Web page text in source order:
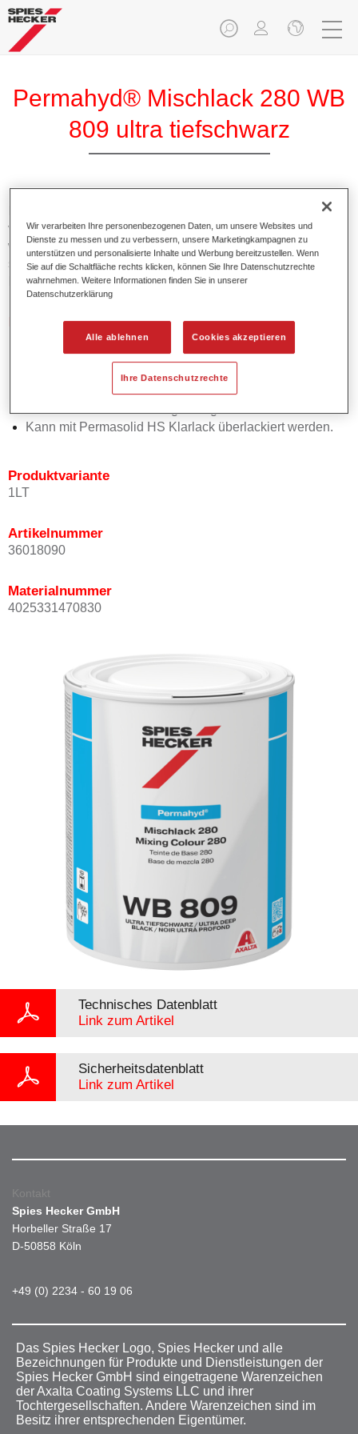
Permahyd® Mischlack 280 WB
809 ultra tiefschwarz
Permahyd Mischlack 280 eignet sich für die Ausmischung
von Permahyd Perlmutt Basislack 285, einem hochwertigen
wasserverdünnbaren Basislacksystem. Es basiert auf einer
speziellen PU-Dispersionstechnologie für Uni- und
Effektlackierungen.
Produktmerkmale
Ermöglicht eine einfache und schnelle Verarbeitung in
1,5 Spritzgängen.
Bietet ein gutes Standvermögen.
Verfügt über ein hohes Deckvermögen.
Kann mit Permasolid HS Klarlack überlackiert werden.
Produktvariante
1LT
Artikelnummer
36018090
Materialnummer
4025331470830
Technisches Datenblatt
Link zum Artikel
Sicherheitsdatenblatt
Link zum Artikel
Kontakt
Spies Hecker GmbH
Horbeller Straße 17
D-50858 Köln
+49 (0) 2234 - 60 19 06
Das Spies Hecker Logo, Spies Hecker und alle
Bezeichnungen für Produkte und Dienstleistungen der
Spies Hecker GmbH sind eingetragene Warenzeichen
der Axalta Coating Systems LLC und ihrer
Tochtergesellschaften. Andere Warenzeichen sind im
Besitz ihrer entsprechenden Eigentümer.
Wir verarbeiten Ihre personenbezogenen Daten, um unsere Websites und
Dienste zu messen und zu verbessern, unsere Marketingkampagnen zu
unterstützen und personalisierte Inhalte und Werbung bereitzustellen. Wenn
Sie auf die Schaltfläche rechts klicken, können Sie Ihre Datenschutzrechte
wahrnehmen. Weitere Informationen finden Sie in unserer
Datenschutzerklärung
Alle ablehnen Cookies akzeptieren
Ihre Datenschutzrechte